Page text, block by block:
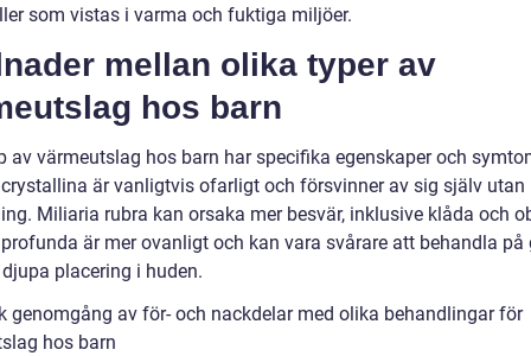
som vistas i varma och fuktiga miljöer.
mellan olika typer av
hos barn
av värmeutslag hos barn har specifika egenskaper och
är vanligtvis ofarligt och försvinner av sig själv utan
Miliaria rubra kan orsaka mer besvär, inklusive klåda och
är mer ovanligt och kan vara svårare att behandla på
placering i huden.
genomgång av för- och nackdelar med olika behandlingar för
hos barn